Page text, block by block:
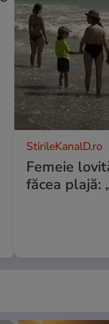
StirileKanalD.ro
Femeie
făcea plajă: